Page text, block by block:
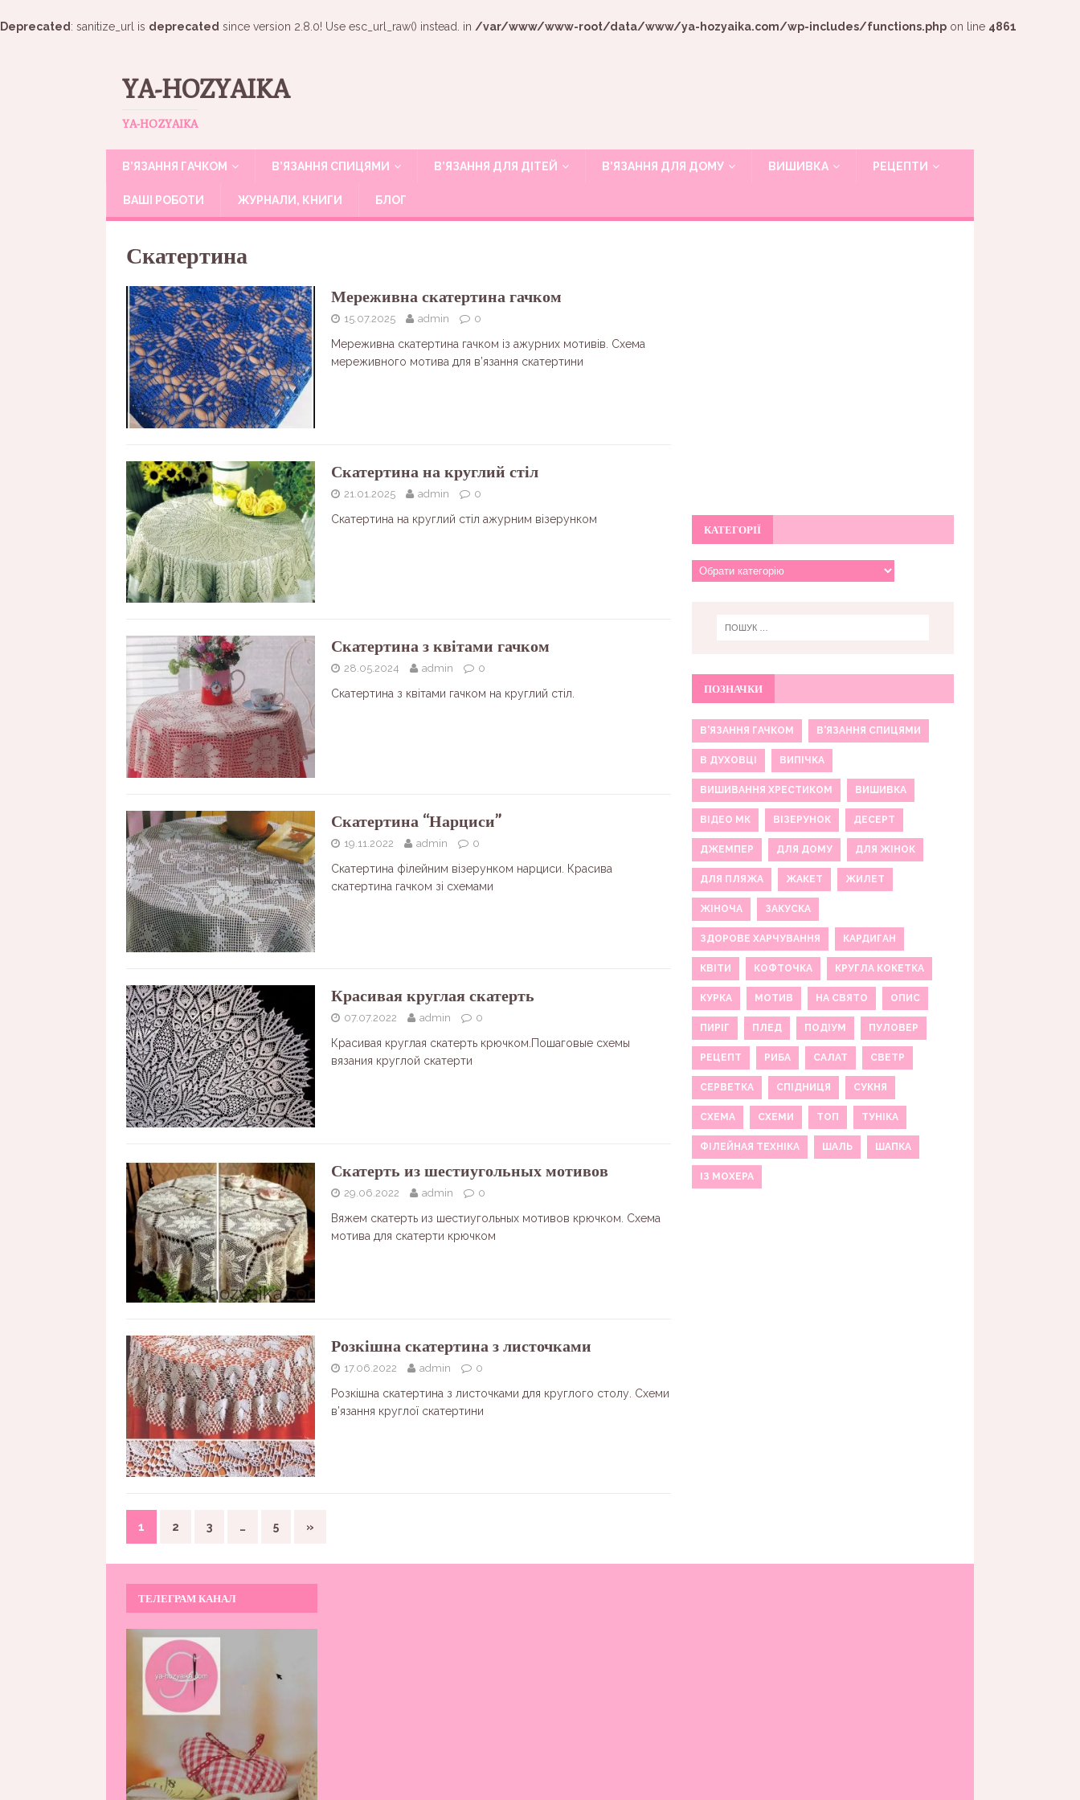
Deprecated : sanitize_url is deprecated since version 2.8.0! Use esc_url_raw() instead. in /var/www/www-root/data/www/ya-hozyaika.com/wp-includes/functions.php on line 4861
YA-HOZYAIKA
YA-HOZYAIKA
В’ЯЗАННЯ ГАЧКОМ В’ЯЗАННЯ СПИЦЯМИ В’ЯЗАННЯ ДЛЯ ДІТЕЙ В’ЯЗАННЯ ДЛЯ ДОМУ ВИШИВКА РЕЦЕПТИ
ВАШІ РОБОТИ ЖУРНАЛИ, КНИГИ БЛОГ
Скатертина
Мереживна скатертина гачком
15.07.2025 admin 0
Мереживна скатертина гачком із ажурних мотивів. Схема
мереживного мотива для в’язання скатертини
Скатертина на круглий стіл
21.01.2025 admin 0
Скатертина на круглий стіл ажурним візерунком
Скатертина з квітами гачком
28.05.2024 admin 0
Скатертина з квітами гачком на круглий стіл.
Скатертина “Нарциси”
19.11.2022 admin 0
Скатертина філейним візерунком нарциси. Красива
скатертина гачком зі схемами
Красивая круглая скатерть
07.07.2022 admin 0
Красивая круглая скатерть крючком.Пошаговые схемы
вязания круглой скатерти
Скатерть из шестиугольных мотивов
29.06.2022 admin 0
Вяжем скатерть из шестиугольных мотивов крючком. Схема
мотива для скатерти крючком
Розкішна скатертина з листочками
17.06.2022 admin 0
Розкішна скатертина з листочками для круглого столу. Схеми
в’язання круглої скатертини
1 2 3 … 5 »
КАТЕГОРІЇ
ПОЗНАЧКИ
В'ЯЗАННЯ ГАЧКОМ В'ЯЗАННЯ СПИЦЯМИ
В ДУХОВЦІ ВИПІЧКА
ВИШИВАННЯ ХРЕСТИКОМ ВИШИВКА
ВІДЕО МК ВІЗЕРУНОК ДЕСЕРТ
ДЖЕМПЕР ДЛЯ ДОМУ ДЛЯ ЖІНОК
ДЛЯ ПЛЯЖА ЖАКЕТ ЖИЛЕТ
ЖІНОЧА ЗАКУСКА
ЗДОРОВЕ ХАРЧУВАННЯ КАРДИГАН
КВІТИ КОФТОЧКА КРУГЛА КОКЕТКА
КУРКА МОТИВ НА СВЯТО ОПИС
ПИРІГ ПЛЕД ПОДІУМ ПУЛОВЕР
РЕЦЕПТ РИБА САЛАТ СВЕТР
СЕРВЕТКА СПІДНИЦЯ СУКНЯ
СХЕМА СХЕМИ ТОП ТУНІКА
ФІЛЕЙНАЯ ТЕХНІКА ШАЛЬ ШАПКА
ІЗ МОХЕРА
ТЕЛЕГРАМ КАНАЛ